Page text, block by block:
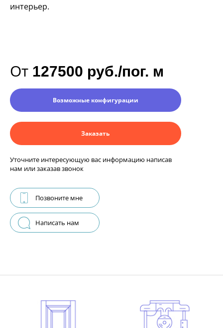
интерьер.
От 127500 руб./пог. м
Возможные конфигурации
Заказать
Уточните интересующую вас информацию написав
нам или заказав звонок
Позвоните мне
Написать нам